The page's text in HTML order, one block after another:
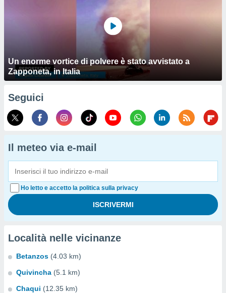
Un enorme vortice di polvere è stato avvistato a
Zapponeta, in Italia
Seguici
Il meteo via e-mail
Ho letto e accetto la politica sulla privacy
Località nelle vicinanze
Betanzos (4.03 km)
Quivincha (5.1 km)
Chaqui (12.35 km)